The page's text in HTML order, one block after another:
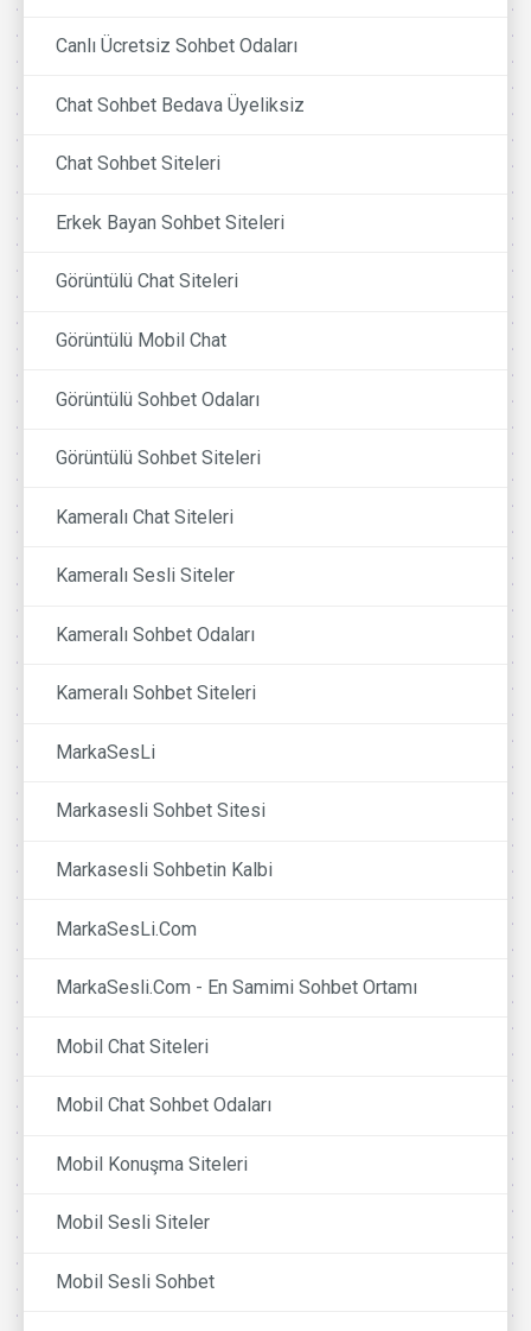
Canlı Ücretsiz Sohbet Odaları
Chat Sohbet Bedava Üyeliksiz
Chat Sohbet Siteleri
Erkek Bayan Sohbet Siteleri
Görüntülü Chat Siteleri
Görüntülü Mobil Chat
Görüntülü Sohbet Odaları
Görüntülü Sohbet Siteleri
Kameralı Chat Siteleri
Kameralı Sesli Siteler
Kameralı Sohbet Odaları
Kameralı Sohbet Siteleri
MarkaSesLi
Markasesli Sohbet Sitesi
Markasesli Sohbetin Kalbi
MarkaSesLi.Com
MarkaSesli.Com - En Samimi Sohbet Ortamı
Mobil Chat Siteleri
Mobil Chat Sohbet Odaları
Mobil Konuşma Siteleri
Mobil Sesli Siteler
Mobil Sesli Sohbet